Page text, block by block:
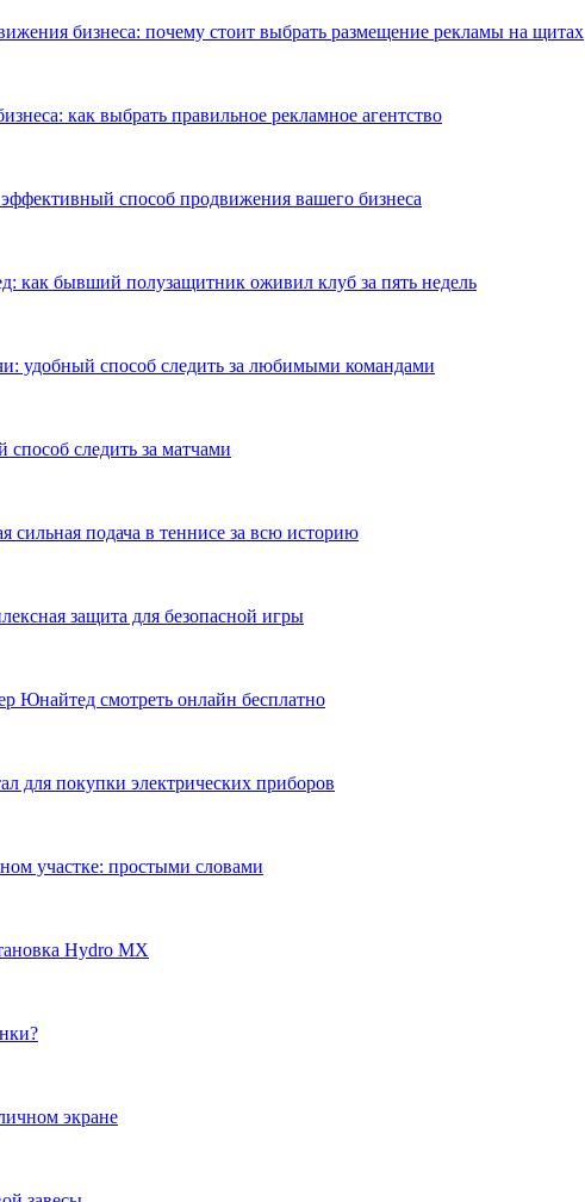
бизнеса: почему стоит выбрать размещение рекламы на щитах
как выбрать правильное рекламное агентство
способ продвижения вашего бизнеса
как бывший полузащитник оживил клуб за пять недель
удобный способ следить за любимыми командами
следить за матчами
сильная подача в теннисе за всю историю
защита для безопасной игры
Юнайтед смотреть онлайн бесплатно
для покупки электрических приборов
участке: простыми словами
Hydro MX
экране